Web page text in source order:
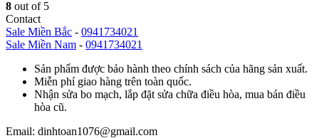
8 out of 5
Contact
Sale Miền Bắc - 0941734021
Sale Miền Nam - 0941734021
Sản phẩm được bảo hành theo chính sách của hãng sản xuất.
Miễn phí giao hàng trên toàn quốc.
Nhận sửa bo mạch, lắp đặt sửa chữa điều hòa, mua bán điều
hòa cũ.
Email: dinhtoan1076@gmail.com